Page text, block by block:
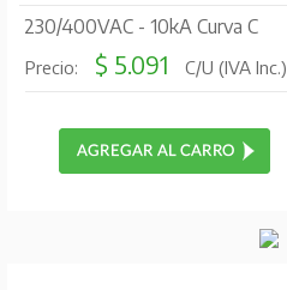
230/400VAC - 10kA Curva C
Precio: $ 5.091 C/U (IVA Inc.)